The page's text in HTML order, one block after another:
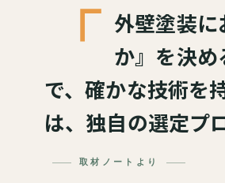
「 外壁塗装
か』を決
で、確かな技術を
は、独自の選定プ
取材ノートより